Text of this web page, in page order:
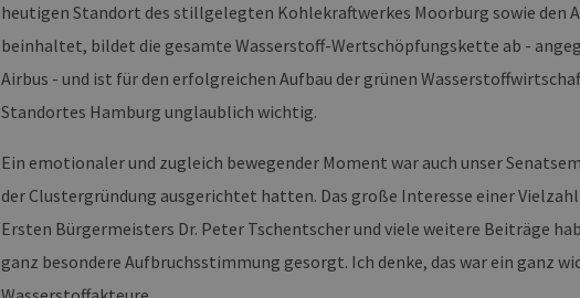
heutigen Standort des stillgelegten Kohlekraftwerkes Moorburg sowie den
beinhaltet, bildet die gesamte Wasserstoff-Wertschöpfungskette ab -
Airbus - und ist für den erfolgreichen Aufbau der grünen
Standortes Hamburg unglaublich wichtig.
Ein emotionaler und zugleich bewegender Moment war auch unser
der Clustergründung ausgerichtet hatten. Das große Interesse einer
Ersten Bürgermeisters Dr. Peter Tschentscher und viele weitere Beiträge
ganz besondere Aufbruchsstimmung gesorgt. Ich denke, das war ein ganz